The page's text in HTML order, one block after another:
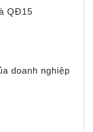
QĐ15
doanh nghiệp